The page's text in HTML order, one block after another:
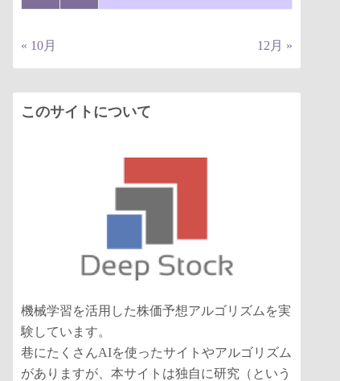
« 10月 12月 »
このサイトについて
機械学習を活用した株価予想アルゴリズムを実
験しています。
巷にたくさんAIを使ったサイトやアルゴリズム
がありますが、本サイトは独自に研究（という